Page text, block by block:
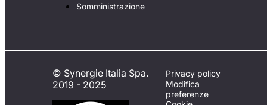
Somministrazione
© Synergie Italia Spa.
2019 - 2025
Privacy policy
Modifica
preferenze